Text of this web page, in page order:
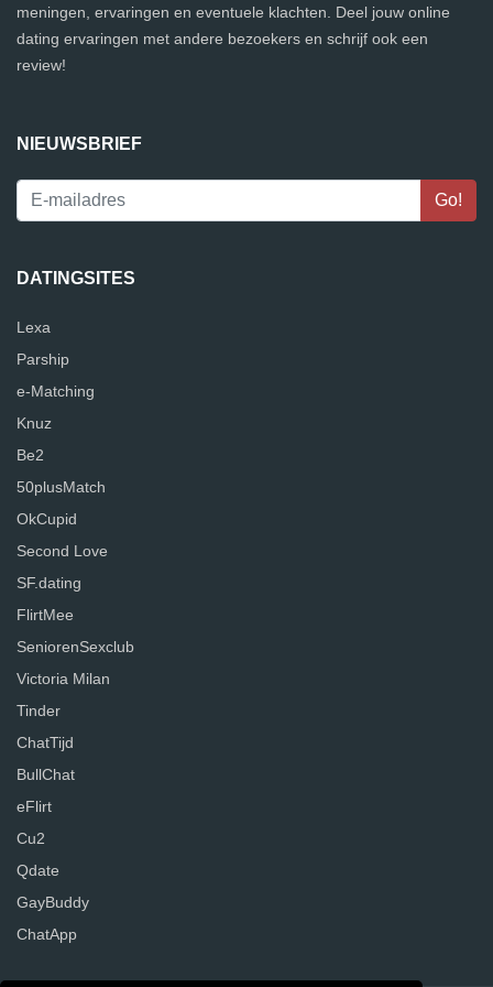
meningen, ervaringen en eventuele klachten. Deel jouw online
dating ervaringen met andere bezoekers en schrijf ook een
review!
NIEUWSBRIEF
DATINGSITES
Lexa
Parship
e-Matching
Knuz
Be2
50plusMatch
OkCupid
Second Love
SF.dating
FlirtMee
SeniorenSexclub
Victoria Milan
Tinder
ChatTijd
BullChat
eFlirt
Cu2
Qdate
GayBuddy
ChatApp